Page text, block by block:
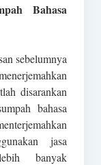
Bahasa
sebelumnya
disarankan
bahasa
jasa
banyak